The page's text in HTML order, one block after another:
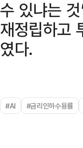
수 있냐는
재정립하고
였다.
#AI #금리인하수용률